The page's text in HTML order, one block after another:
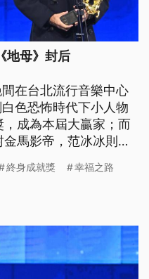
地母》封后
在台北流行音樂中心
色恐怖時代下小人物
成為本屆大贏家；而
馬影帝，范冰冰則以
終身成就獎
幸福之路